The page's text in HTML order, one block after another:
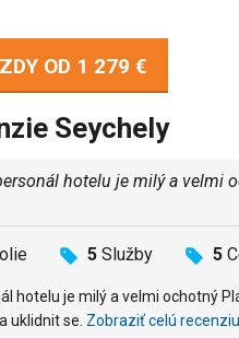
OD 1 279 €
Seychely
hotelu je milý a velmi
5 Služby 5
hotelu je milý a velmi ochotný
uklidnit se. Zobraziť celú recenziu